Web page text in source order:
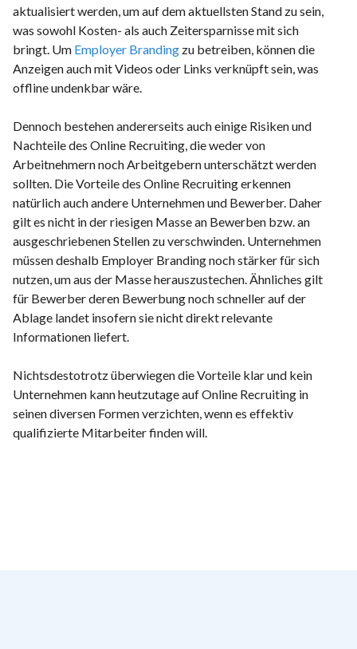
aktualisiert werden, um auf dem aktuellsten Stand zu sein,
was sowohl Kosten- als auch Zeitersparnisse mit sich
bringt. Um Employer Branding zu betreiben, können die
Anzeigen auch mit Videos oder Links verknüpft sein, was
offline undenkbar wäre.
Dennoch bestehen andererseits auch einige Risiken und
Nachteile des Online Recruiting, die weder von
Arbeitnehmern noch Arbeitgebern unterschätzt werden
sollten. Die Vorteile des Online Recruiting erkennen
natürlich auch andere Unternehmen und Bewerber. Daher
gilt es nicht in der riesigen Masse an Bewerben bzw. an
ausgeschriebenen Stellen zu verschwinden. Unternehmen
müssen deshalb Employer Branding noch stärker für sich
nutzen, um aus der Masse herauszustechen. Ähnliches gilt
für Bewerber deren Bewerbung noch schneller auf der
Ablage landet insofern sie nicht direkt relevante
Informationen liefert.
Nichtsdestotrotz überwiegen die Vorteile klar und kein
Unternehmen kann heutzutage auf Online Recruiting in
seinen diversen Formen verzichten, wenn es effektiv
qualifizierte Mitarbeiter finden will.